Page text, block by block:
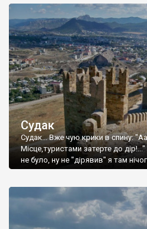
Судак
Судак... Вже чую крики в спину:
Місце,туристами затерте до
не було, ну не "дірявив" я там